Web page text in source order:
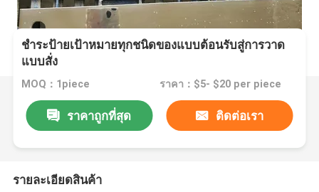
ชําระป้ายเป้าหมายทุกชนิดของแบบต้อนรับสู่การวาด
แบบสั่ง
MOQ：1piece ราคา：$5- $20 per piece
ราคาถูกที่สุด ติดต่อเรา
รายละเอียดสินค้า